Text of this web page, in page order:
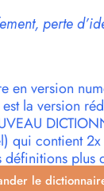
perte
en version
la version
qui contient
définitions plus
le